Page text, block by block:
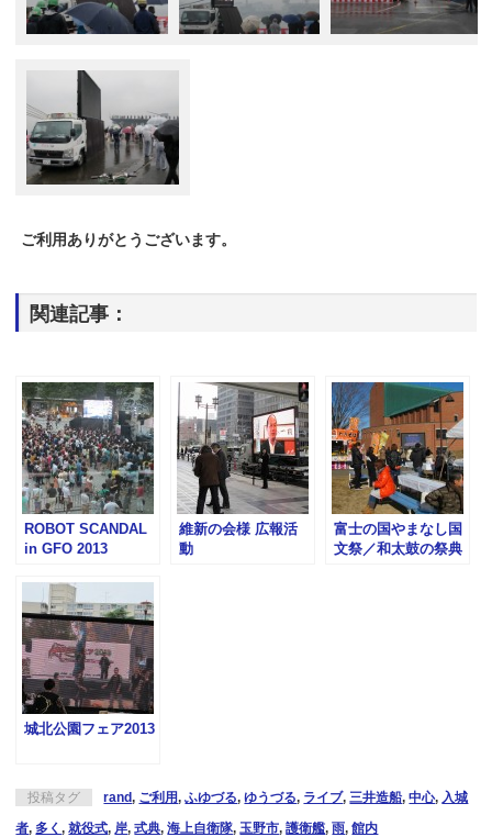
ご利用ありがとうございます。
関連記事：
ROBOT SCANDAL
in GFO 2013
維新の会様 広報活
動
富士の国やまなし国
文祭／和太鼓の祭典
城北公園フェア2013
投稿タグ rand, ご利用,ふゆづる,ゆうづる, ライブ,三井造船,中心, 入城
者,多く,就役式, 岸,式典,海上自衛隊,玉野市,護衛艦,雨,館内